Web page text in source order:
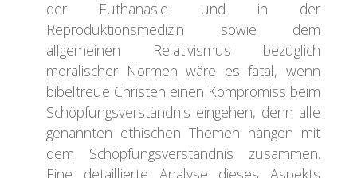
der Euthanasie und in der
Reproduktionsmedizin sowie dem
allgemeinen Relativismus bezüglich
moralischer Normen wäre es fatal, wenn
bibeltreue Christen einen Kompromiss beim
Schöpfungsverständnis eingehen, denn alle
genannten ethischen Themen hängen mit
dem Schöpfungsverständnis zusammen.
Eine detaillierte Analyse dieses Aspekts